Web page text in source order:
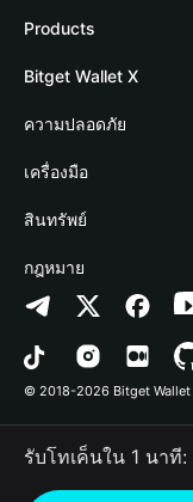
เกี่ยวกับ Bitget Wallet
Blog
Academy
ข่าวสารด้านคริปโต
ศูนย์ช่วยเหลือ
ติดต่อเรา
ทรัพยากรข้อมูลของแบ
อาชีพ
Products
Crypto Card
Stablecoin Earn
Payfi Crypto
Crypto Swap API
Altcoin Season Index
Prediction Markets
DApp
RWA
Bitget Wallet X
นักพัฒนา
เชื่อมต่อ Wallet
Bitget Wallet Pay
ลิสต์โปรเจกต์
ความปลอดภัย
Protection Fund
เทคโนโลยีความปลอดภั
เครื่องมือ
ซื้อคริปโต
การตรวจจับการอนุญาต
การตรวจจับสัญญา
การโอนเป็นชุด
สินทรัพย์
Arbitrum
Avalanche
Bitcoin
Polygon
กฎหมาย
นโยบายความเป็นส่วน
ข้อตกลงในการใช้บริก
© 2018-2026 Bitget Wallet
รับโทเค็นใน 1 นาที: